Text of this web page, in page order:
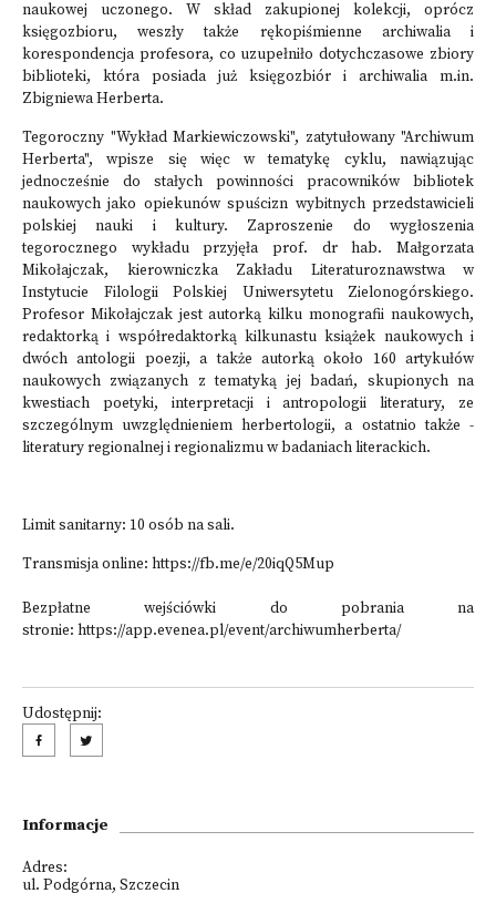
naukowej uczonego. W skład zakupionej kolekcji, oprócz
księgozbioru, weszły także rękopiśmienne archiwalia i
korespondencja profesora, co uzupełniło dotychczasowe zbiory
biblioteki, która posiada już księgozbiór i archiwalia m.in.
Zbigniewa Herberta.
Tegoroczny "Wykład Markiewiczowski", zatytułowany "Archiwum
Herberta", wpisze się więc w tematykę cyklu, nawiązując
jednocześnie do stałych powinności pracowników bibliotek
naukowych jako opiekunów spuścizn wybitnych przedstawicieli
polskiej nauki i kultury. Zaproszenie do wygłoszenia
tegorocznego wykładu przyjęła prof. dr hab. Małgorzata
Mikołajczak, kierowniczka Zakładu Literaturoznawstwa w
Instytucie Filologii Polskiej Uniwersytetu Zielonogórskiego.
Profesor Mikołajczak jest autorką kilku monografii naukowych,
redaktorką i współredaktorką kilkunastu książek naukowych i
dwóch antologii poezji, a także autorką około 160 artykułów
naukowych związanych z tematyką jej badań, skupionych na
kwestiach poetyki, interpretacji i antropologii literatury, ze
szczególnym uwzględnieniem herbertologii, a ostatnio także -
literatury regionalnej i regionalizmu w badaniach literackich.
Limit sanitarny: 10 osób na sali.
Transmisja online: https://fb.me/e/20iqQ5Mup
Bezpłatne wejściówki do pobrania na
stronie: https://app.evenea.pl/event/archiwumherberta/
Udostępnij:
Informacje
Adres:
ul. Podgórna, Szczecin